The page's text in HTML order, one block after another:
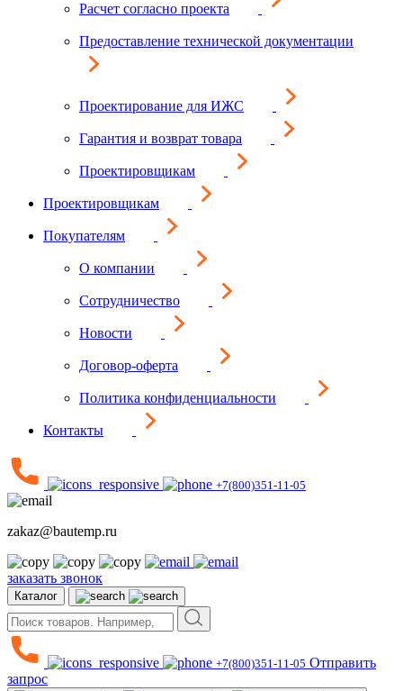
Расчет согласно проекта
Предоставление технической документации
Проектирование для ИЖС
Гарантия и возврат товара
Проектировщикам
Проектировщикам
Покупателям
О компании
Сотрудничество
Новости
Договор-оферта
Политика конфиденциальности
Контакты
+7(800)351-11-05
zakaz@bautemp.ru
заказать звонок
Каталог
+7(800)351-11-05 Отправить
запрос